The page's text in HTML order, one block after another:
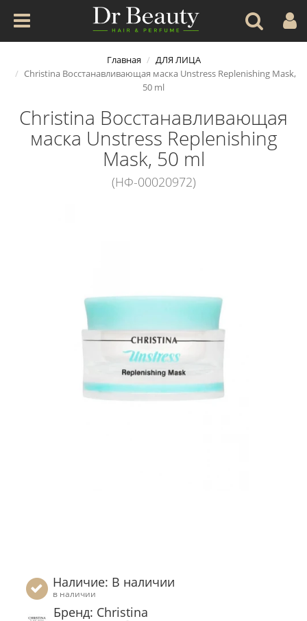
Главная
ДЛЯ ЛИЦА
Christina Восстанавливающая маска Unstress Replenishing Mask,
50 ml
Christina Восстанавливающая
маска Unstress Replenishing
Mask, 50 ml
(НФ-00020972)
Наличие: В наличии
в наличии
Бренд: Christina